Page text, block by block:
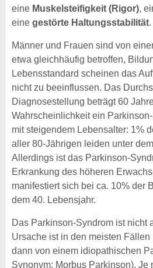
eine Muskelsteifigkeit (Rigor),
eine gestörte Haltungsstabilität.
Männer und Frauen sind von
etwa gleichhäufig betroffen,
Lebensstandard scheinen das
nicht zu beeinflussen. Das
Diagnosestellung beträgt 60
Wahrscheinlichkeit ein
mit steigendem Lebensalter: 1%
aller 80-Jährigen leiden unter
Allerdings ist das Parkinson-
Erkrankung des höheren
manifestiert sich bei ca. 10% der
dem 40. Lebensjahr.
Das Parkinson-Syndrom ist nicht
Ursache ist in den meisten
dann von einem idiopathischen
Synonym: Morbus Parkinson). Je